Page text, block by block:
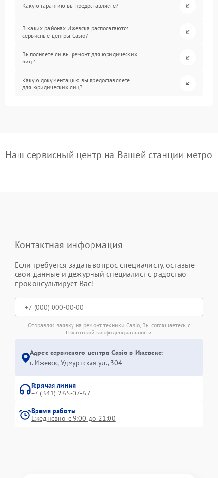
Какую гарантию вы предоставляете?
В каких районах Ижевска располагаются
сервисные центры Casio?
Выполняете ли вы ремонт для юридических
лиц?
Какую документацию вы предоставляете
для юридических лиц?
Наш сервисный центр на Вашей станции метро
Контактная информация
Если требуется задать вопрос специалисту, оставьте
свои данные и дежурный специалист с радостью
проконсультирует Вас!
Отправляя заявку на ремонт техники Casio, Вы соглашаетесь с
Политикой конфиденциальности
Адрес сервисного центра Casio в Ижевске:
г. Ижевск, Удмуртская ул., 304
Горячая линия
+7 (341) 265-07-67
Время работы
Ежедневно с 9:00 до 21:00